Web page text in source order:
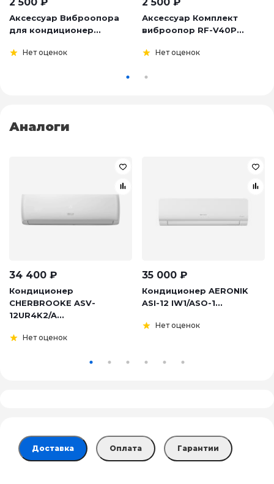
Аксессуар Виброопора
для кондиционер...
Нет оценок
Аксессуар Комплект
виброопор RF-V40P...
Нет оценок
Аналоги
34 400 ₽
Кондиционер
CHERBROOKE ASV-
12UR4K2/A...
Нет оценок
35 000 ₽
Кондиционер AERONIK
ASI-12 IW1/ASO-1...
Нет оценок
Доставка Оплата Гарантии